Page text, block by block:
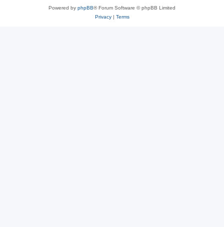
Powered by phpBB® Forum Software © phpBB Limited
Privacy| Terms